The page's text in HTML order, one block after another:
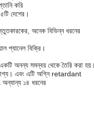
করি
দেশের।
অনেক বিভিন্ন ধরনের
প্যানেল বিক্রি।
অনন্য সমন্বয় থেকে তৈরি করা
এবং এটি অগ্নি retardant
অন্যান্য ১৪ ধরনের